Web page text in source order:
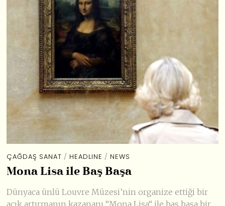
ÇAĞDAŞ SANAT / HEADLINE / NEWS
Mona Lisa ile Baş Başa
Dünyaca ünlü Louvre Müzesi’nin organize ettiği bir